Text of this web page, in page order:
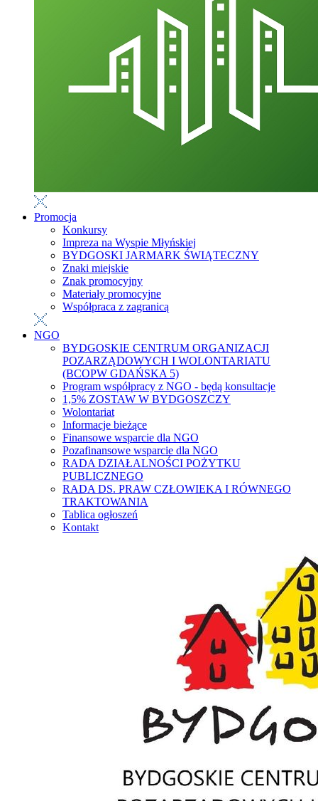
Promocja
Konkursy
Impreza na Wyspie Młyńskiej
BYDGOSKI JARMARK ŚWIĄTECZNY
Znaki miejskie
Znak promocyjny
Materiały promocyjne
Współpraca z zagranicą
NGO
BYDGOSKIE CENTRUM ORGANIZACJI
POZARZĄDOWYCH I WOLONTARIATU
(BCOPW GDAŃSKA 5)
Program współpracy z NGO - będą konsultacje
1,5% ZOSTAW W BYDGOSZCZY
Wolontariat
Informacje bieżące
Finansowe wsparcie dla NGO
Pozafinansowe wsparcie dla NGO
RADA DZIAŁALNOŚCI POŻYTKU
PUBLICZNEGO
RADA DS. PRAW CZŁOWIEKA I RÓWNEGO
TRAKTOWANIA
Tablica ogłoszeń
Kontakt